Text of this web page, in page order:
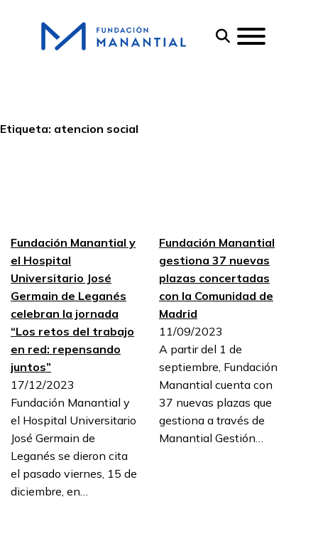
Etiqueta: atencion social
Fundación Manantial y
el Hospital
Universitario José
Germain de Leganés
celebran la jornada
“Los retos del trabajo
en red: repensando
juntos”
17/12/2023
Fundación Manantial y
el Hospital Universitario
José Germain de
Leganés se dieron cita
el pasado viernes, 15 de
diciembre, en…
Fundación Manantial
gestiona 37 nuevas
plazas concertadas
con la Comunidad de
Madrid
11/09/2023
A partir del 1 de
septiembre, Fundación
Manantial cuenta con
37 nuevas plazas que
gestiona a través de
Manantial Gestión…